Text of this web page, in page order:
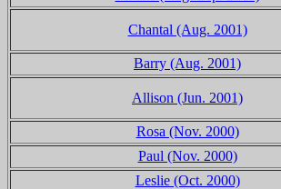
Chantal (Aug. 2001)
Barry (Aug. 2001)
Allison (Jun. 2001)
Rosa (Nov. 2000)
Paul (Nov. 2000)
Leslie (Oct. 2000)